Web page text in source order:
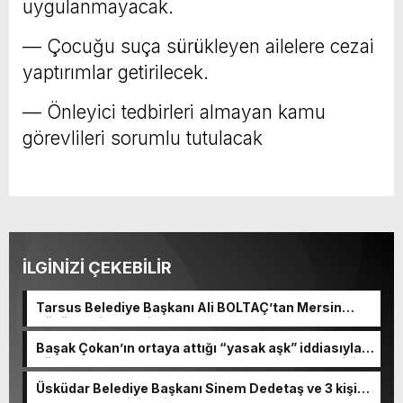
uygulanmayacak.
— Çocuğu suça sürükleyen ailelere cezai
yaptırımlar getirilecek.
— Önleyici tedbirleri almayan kamu
görevlileri sorumlu tutulacak
İLGİNİZİ ÇEKEBİLİR
Tarsus Belediye Başkanı Ali BOLTAÇ’tan Mersin
Büyükşehir Belediye Başkanı Ve TBB Başkanı Vahap
Belediyeler Birliği Başkanı ve Mersin Büyükşehir
Belediye Başkanımız Sayın Vahap Seçer’i
makamında ziyaret ettik. Kentimiz başta olmak
üzere yerel yönetimlere ilişkin birçok konuda fikir
Başak Çokan’ın ortaya attığı “yasak aşk” iddiasıyla
gündeme gelen Ece Erken, haberler hakkında erişim
engeli kararı aldırdığını açıkladı.
Üsküdar Belediye Başkanı Sinem Dedetaş ve 3 kişi